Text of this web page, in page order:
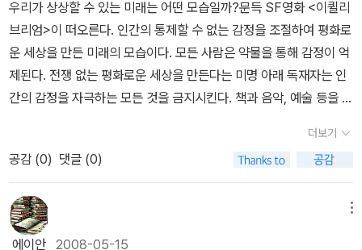
에 출근하는 로봇이라 이 얼마나 매력적인가. 하지만 모든 이야기들
이 끝은 항상 씁슬하다. 편한것만이 능사는 아닌 모양이다. 작자의 그
런 테크놀로지와 대책없는 성장지향주의에 대한 날카로운 비판과 매
력적인 조소가 돋보였다.끝으로 필자가 가장 인상깊게 본 이야기는
이다. 같이 범죄를 저지른 3인조가 한 집에 머무르면서 안에 있는 두
명이 끊임없이 밖에 나가있는 보초 1인을 해치고자 모의하는 내용이
다. 하지만 계속 보초를 서야하는 이가 교대되니 쉽사리 살인을 저지
르질 못한다. A,B,C 중 누가 누구와 짜고 결국엔 누구를 제거할지 또
는 이들의 운명은 어찌될지 꽤 흥미진진한 이야기였다. 각가의 이야
낌. 마지막에 인상적인 반전도 있다. [장거리 통근시대]와 [감사의 나
날]은 비슷한 느낌이다. 미래의 통근모습과 자동조정되는 차량을 소
재로 하는데, 상상의 이야기임에도 역시 오싹한 현실감이 있다. [탑]
(p.24) 비무장지대를 맞대고 있는 두 나라의 이야기인데, 자연히 우
리의 현실이 떠올랐다. 비무장지대에 탑 형태의 정체불명 건축물이
들어서자, 두 나라는 서로를 의심한다. 결국 전쟁이 벌어져 막대한 피
해가 발생하고 국제사회는 중재에 나선다. 정체불명의 탑은 무엇인
[제1부 제1과장](p.110)은 주제의식이 유사하다. [기다리세요]. '미지
의 행성을 찾아 탐험하고 문화생활을 영위하는 주민이 있으면 교
류'하는 임무의 우주탐험대, 문명을 가진 별을 찾는다. 교류를 위해 우
우리가 상상할 수 있는 미래는 어떤 모습일까?문득 SF영화 <이퀼리
브리엄>이 떠오른다. 인간의 통제할 수 없는 감정을 조절하여 평화로
운 세상을 만든 미래의 모습이다. 모든 사람은 약물을 통해 감정이 억
제된다. 전쟁 없는 평화로운 세상을 만든다는 미명 아래 독재자는 인
간의 감정을 자극하는 모든 것을 금지시킨다. 책과 음악, 예술 등을 통
큼 인간은 기계화된다. 격렬한 감정을 느끼지 않기 때문에 정해진 일
을 하고 독재자 명령에 복종하는 인간만이 살아남는다.호시 신이치가
보여주는 미래 역시 다르지 않다.<진보>는 편리해진 미래 사회가 나
온다. 힘든 일은 로봇이 대신해준다. 다만 그 로봇을 다른 사람의 것보
다 더 훌륭하게 만들기 위해서 끊임없이 책을 읽고 고치는 수고로움
더보기
공감 (0) 댓글 (0)
에이안 2008-05-15